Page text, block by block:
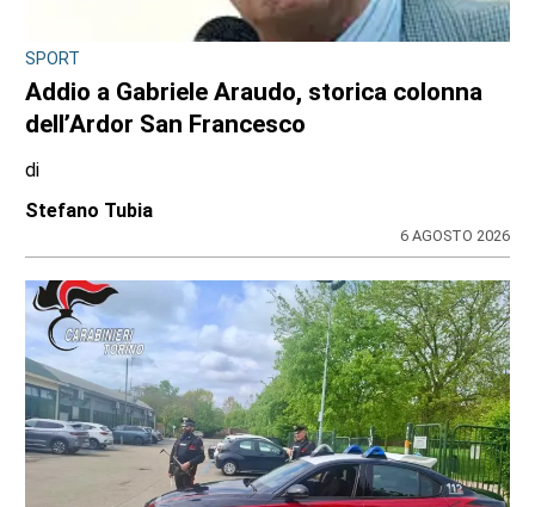
SPORT
Addio a Gabriele Araudo, storica colonna
dell’Ardor San Francesco
di
Stefano Tubia
6 AGOSTO 2026